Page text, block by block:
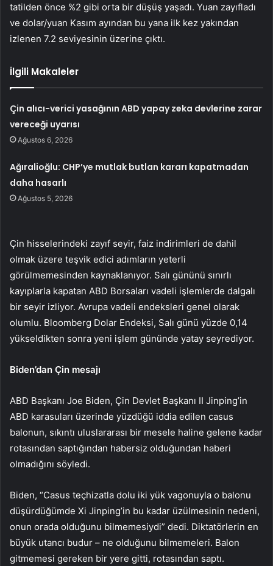
tatilden önce %2 gibi orta bir düşüş yaşadı. Yuan zayıfladı
ve dolar/yuan Kasım ayından bu yana ilk kez yakından
izlenen 7.2 seviyesinin üzerine çıktı.
İlgili Makaleler
Çin alıcı-verici yasağının ABD yapay zeka devlerine zarar
vereceği uyarısı
Ağustos 6, 2026
Ağıralioğlu: CHP’ye mutlak butlan kararı kapatmadan
daha hasarlı
Ağustos 5, 2026
Çin hisselerindeki zayıf seyir, faiz indirimleri de dahil
olmak üzere teşvik edici adımların yeterli
görülmemesinden kaynaklanıyor. Salı gününü sınırlı
kayıplarla kapatan ABD Borsaları vadeli işlemlerde dalgalı
bir seyir izliyor. Avrupa vadeli endeksleri genel olarak
olumlu. Bloomberg Dolar Endeksi, Salı günü yüzde 0,14
yükseldikten sonra yeni işlem gününde yatay seyrediyor.
Biden’dan Çin mesajı
ABD Başkanı Joe Biden, Çin Devlet Başkanı II Jinping’in
ABD karasuları üzerinde yüzdüğü iddia edilen casus
balonun, sıkıntı uluslararası bir mesele haline gelene kadar
rotasından saptığından habersiz olduğundan haberi
olmadığını söyledi.
Biden, “Casus teçhizatla dolu iki yük vagonuyla o balonu
düşürdüğümde Xi Jinping’in bu kadar üzülmesinin nedeni,
onun orada olduğunu bilmemesiydi” dedi. Diktatörlerin en
büyük utancı budur – ne olduğunu bilmemeleri. Balon
gitmemesi gereken bir yere gitti, rotasından saptı.